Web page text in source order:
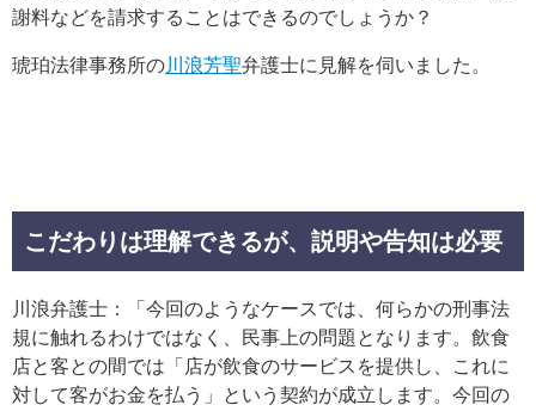
謝料などを請求することはできるのでしょうか？
琥珀法律事務所の川浪芳聖弁護士に見解を伺いました。
こだわりは理解できるが、説明や告知は必要
川浪弁護士：「今回のようなケースでは、何らかの刑事法
規に触れるわけではなく、民事上の問題となります。飲食
店と客との間では「店が飲食のサービスを提供し、これに
対して客がお金を払う」という契約が成立します。今回の